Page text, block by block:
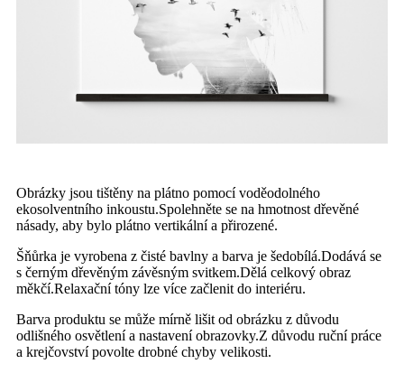
Obrázky jsou tištěny na plátno pomocí voděodolného
ekosolventního inkoustu.Spolehněte se na hmotnost dřevěné
násady, aby bylo plátno vertikální a přirozené.
Šňůrka je vyrobena z čisté bavlny a barva je šedobílá.Dodává se
s černým dřevěným závěsným svitkem.Dělá celkový obraz
měkčí.Relaxační tóny lze více začlenit do interiéru.
Barva produktu se může mírně lišit od obrázku z důvodu
odlišného osvětlení a nastavení obrazovky.Z důvodu ruční práce
a krejčovství povolte drobné chyby velikosti.